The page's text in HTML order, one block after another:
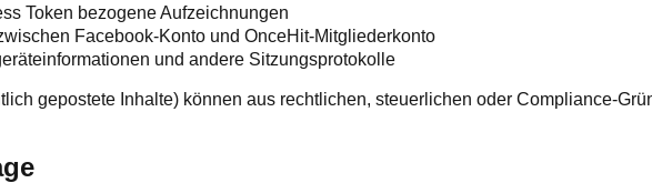
Token bezogene Aufzeichnungen
Facebook-Konto und OnceHit-Mitgliederkonto
und andere Sitzungsprotokolle
gepostete Inhalte) können aus rechtlichen, steuerlichen oder Compliance-